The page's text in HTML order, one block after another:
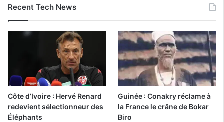
Recent Tech News
Côte d’Ivoire : Hervé Renard
redevient sélectionneur des
Éléphants
Guinée : Conakry réclame à
la France le crâne de Bokar
Biro